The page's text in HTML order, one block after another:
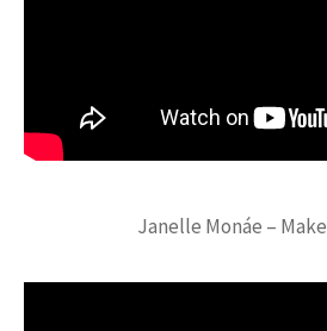
Janelle Monáe –